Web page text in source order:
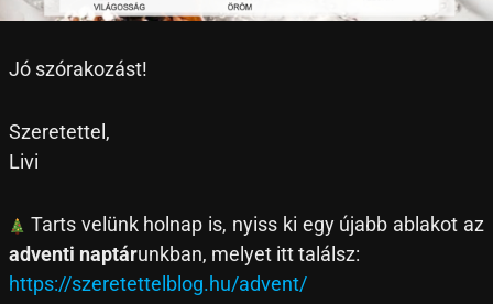
Jó szórakozást!
Szeretettel,
Livi
Tarts velünk holnap is, nyiss ki egy újabb ablakot az
adventi naptárunkban, melyet itt találsz:
https://szeretettelblog.hu/advent/